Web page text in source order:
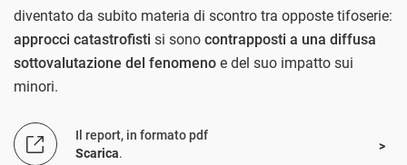
diventato da subito materia di scontro tra opposte tifoserie:
approcci catastrofisti si sono contrapposti a una diffusa
sottovalutazione del fenomeno e del suo impatto sui
minori.
Il report, in formato pdf
Scarica.